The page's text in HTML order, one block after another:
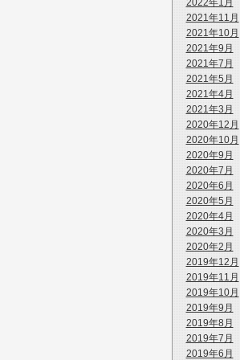
2022年1月
2021年11月
2021年10月
2021年9月
2021年7月
2021年5月
2021年4月
2021年3月
2020年12月
2020年10月
2020年9月
2020年7月
2020年6月
2020年5月
2020年4月
2020年3月
2020年2月
2019年12月
2019年11月
2019年10月
2019年9月
2019年8月
2019年7月
2019年6月